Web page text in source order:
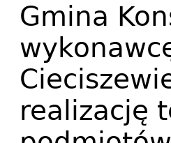
Gmina
realizację